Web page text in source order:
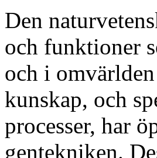
Den
och funktioner
och i
kunskap, och
processer, har
gentekniken.